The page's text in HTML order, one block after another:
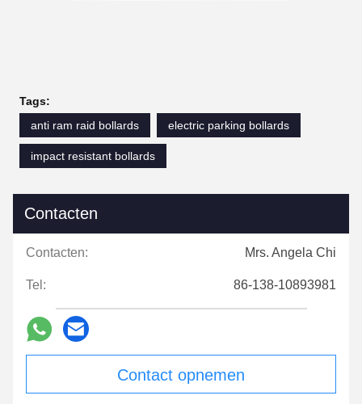
Tags:
anti ram raid bollards
electric parking bollards
impact resistant bollards
Contacten
Contacten: Mrs. Angela Chi
Tel: 86-138-10893981
Contact opnemen